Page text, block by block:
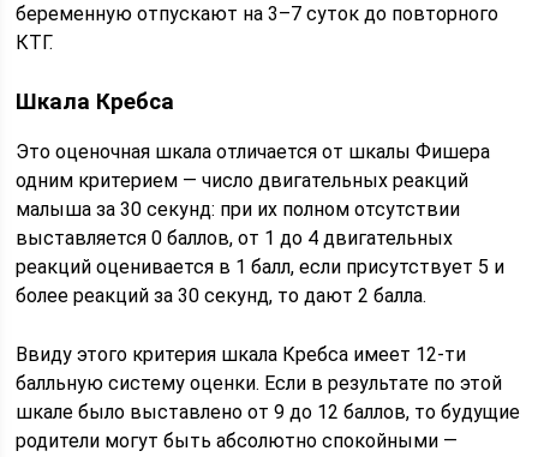
беременную отпускают на 3–7 суток до повторного
КТГ.
Шкала Кребса
Это оценочная шкала отличается от шкалы Фишера
одним критерием — число двигательных реакций
малыша за 30 секунд: при их полном отсутствии
выставляется 0 баллов, от 1 до 4 двигательных
реакций оценивается в 1 балл, если присутствует 5 и
более реакций за 30 секунд, то дают 2 балла.
Ввиду этого критерия шкала Кребса имеет 12-ти
балльную систему оценки. Если в результате по этой
шкале было выставлено от 9 до 12 баллов, то будущие
родители могут быть абсолютно спокойными —